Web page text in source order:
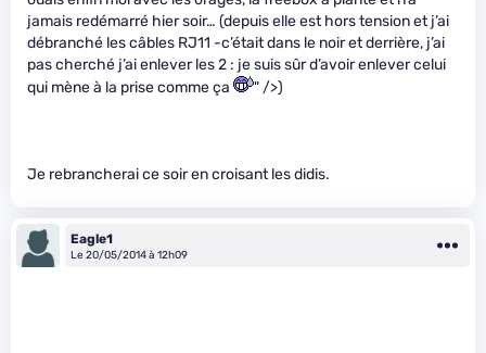
jamais redémarré hier soir… (depuis elle est hors tension et j’ai
débranché les câbles RJ11 -c’était dans le noir et derrière, j’ai
pas cherché j’ai enlever les 2 : je suis sûr d’avoir enlever celui
qui mène à la prise comme ça
" />)
Je rebrancherai ce soir en croisant les didis.
Eagle1
Le 20/05/2014 à 12h09